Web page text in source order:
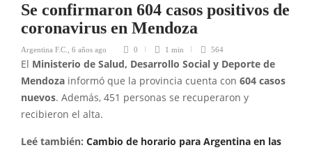
Se confirmaron 604 casos positivos de
coronavirus en Mendoza
Argentina F.C. 6 años ago 0 1 min 564
El Ministerio de Salud, Desarrollo Social y Deporte de
Mendoza informó que la provincia cuenta con 604 casos
nuevos. Además, 451 personas se recuperaron y
recibieron el alta.
Leé también: Cambio de horario para Argentina en las